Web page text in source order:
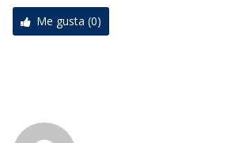
Me gusta (0)